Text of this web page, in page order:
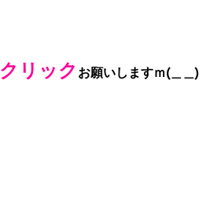
クリック お願いしますｍ(＿＿)